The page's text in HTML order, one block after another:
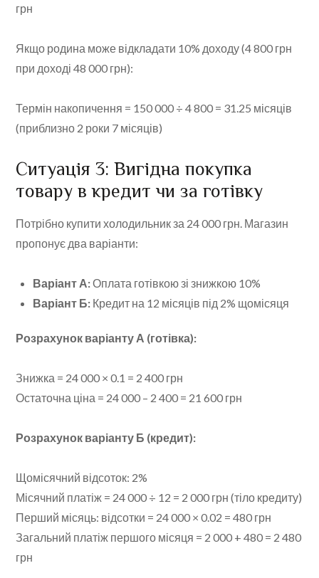
грн
Якщо родина може відкладати 10% доходу (4 800 грн
при доході 48 000 грн):
Термін накопичення = 150 000 ÷ 4 800 = 31.25 місяців
(приблизно 2 роки 7 місяців)
Ситуація 3: Вигідна покупка
товару в кредит чи за готівку
Потрібно купити холодильник за 24 000 грн. Магазин
пропонує два варіанти:
Варіант А:Оплата готівкою зі знижкою 10%
Варіант Б: Кредит на 12 місяців під 2% щомісяця
Розрахунок варіанту А (готівка):
Знижка = 24 000 × 0.1 = 2 400 грн
Остаточна ціна = 24 000 – 2 400 = 21 600 грн
Розрахунок варіанту Б (кредит):
Щомісячний відсоток: 2%
Місячний платіж = 24 000 ÷ 12 = 2 000 грн (тіло кредиту)
Перший місяць: відсотки = 24 000 × 0.02 = 480 грн
Загальний платіж першого місяця = 2 000 + 480 = 2 480
грн